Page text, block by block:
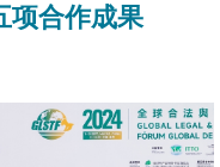
项合作成果